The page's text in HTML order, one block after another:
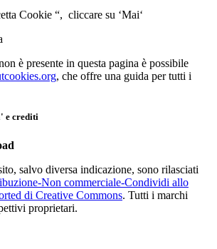
Cookie “, cliccare su ‘Mai‘
è presente in questa pagina è possibile
, che offre una guida per tutti i
e crediti
salvo diversa indicazione, sono rilasciati
Non commerciale-Condividi allo
di Creative Commons. Tutti i marchi
proprietari.